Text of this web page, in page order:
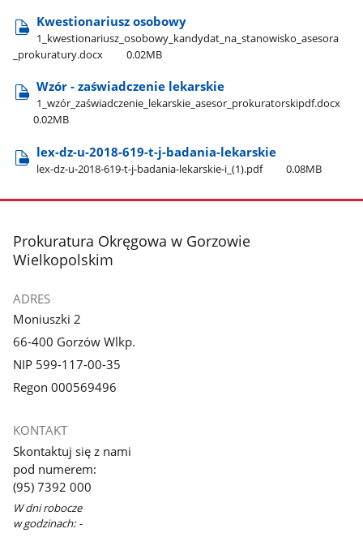
Kwestionariusz osobowy
1​_kwestionariusz​_osobowy​_kandydat​_na​_stanowisko​_asesora​
_prokuratury.docx
0.02MB
Wzór - zaświadczenie lekarskie
1​_wzór​_zaświadczenie​_lekarskie​_asesor​_prokuratorskipdf.docx
0.02MB
lex-dz-u-2018-619-t-j-badania-lekarskie
lex-dz-u-2018-619-t-j-badania-lekarskie-i​_(1).pdf 0.08MB
stopka
Prokuratura Okręgowa w Gorzowie
Wielkopolskim
ADRES
Moniuszki 2
66-400 Gorzów Wlkp.
NIP 599-117-00-35
Regon 000569496
KONTAKT
Skontaktuj się z nami
pod numerem:
(95) 7392 000
W dni robocze
w godzinach: -